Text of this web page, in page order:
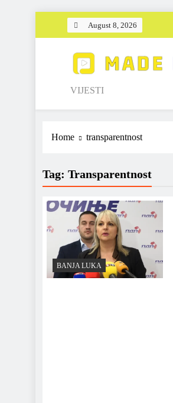
August 8, 2026
Made in BL
VIJESTI
Home transparentnost
Tag: Transparentnost
BANJA LUKA